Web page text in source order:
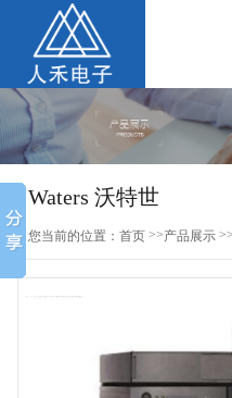
Waters 沃特世
您当前的位置： 首页 >>产品展示 >>